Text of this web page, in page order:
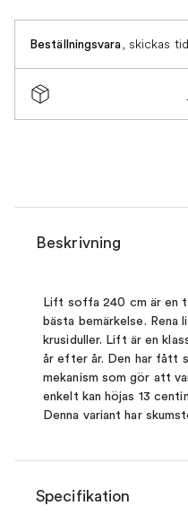
Beställningsvara, skickas
Beskrivning
Lift soffa 240 cm är en
bästa bemärkelse. Rena
krusiduller. Lift är en
år efter år. Den har fått
mekanism som gör att
enkelt kan höjas 13
Denna variant har
Specifikation